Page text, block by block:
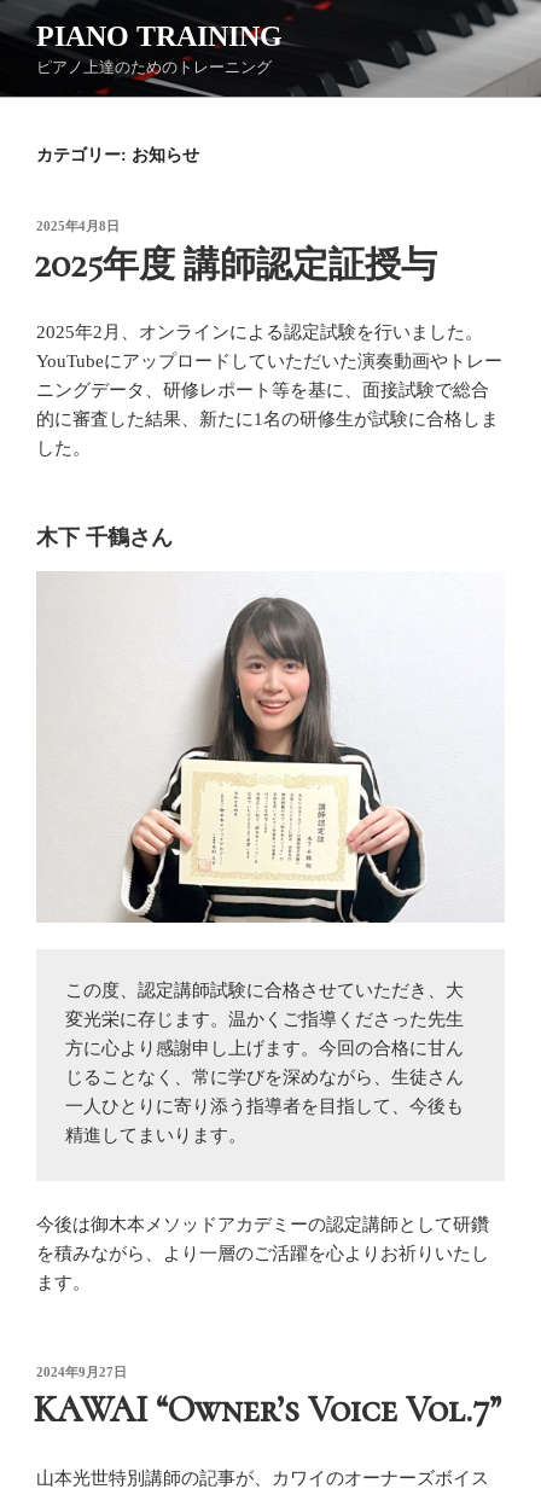
ン
ン
PIANO TRAINING
ピアノ上達のためのトレーニング
カテゴリー: お知らせ
投
日:
2025年4月8日
2025年度 講師認定証授与
2025年2月、オンラインによる認定試験を行いました。
YouTubeにアップロードしていただいた演奏動画やトレー
ニングデータ、研修レポート等を基に、面接試験で総合
的に審査した結果、新たに1名の研修生が試験に合格しま
した。
木下 千鶴さん
この度、認定講師試験に合格させていただき、大
変光栄に存じます。温かくご指導くださった先生
方に心より感謝申し上げます。今回の合格に甘ん
じることなく、常に学びを深めながら、生徒さん
一人ひとりに寄り添う指導者を目指して、今後も
精進してまいります。
今後は御木本メソッドアカデミーの認定講師として研鑽
を積みながら、より一層のご活躍を心よりお祈りいたし
ます。
投
稿
日:
2024年9月27日
KAWAI “Owner’s Voice Vol.7”
山本光世特別講師の記事が、カワイのオーナーズボイス